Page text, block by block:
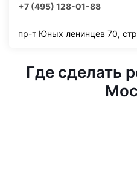
+7 (495) 128-01-88
пр-т Юных ленинцев 70,
Где сделать